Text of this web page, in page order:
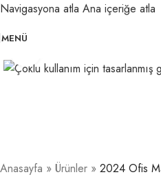
Navigasyona atla Ana içeriğe atla
MENÜ
Anasayfa » Ürünler » 2024 Ofis